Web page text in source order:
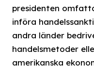
presidenten
införa
andra länder
handelsmetoder
amerikanska